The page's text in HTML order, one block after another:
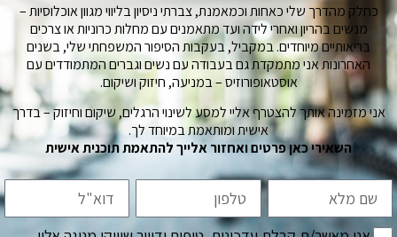
כחלק מהדרך שלי כאחות וכמאמנת, צברתי ניסיון בליווי מגוון אוכלוסיות –
מנשים בהריון ואחרי לידה ועד מתאמנים עם מחלות כרוניות או צרכים
בריאותיים מיוחדים. במקביל, בעקבות הסיפור המשפחתי שלי, בשנים
האחרונות אני מתמקדת גם בעבודה עם נשים וגברים המתמודדים עם
אוסטאופורוזיס – במניעה, חיזוק ושיקום.
אני מזמינה אותך להצטרף אליי למסע לשינוי הרגלים, שיקום וחיזוק – בדרך
אישית ומותאמת במיוחד לך.
השאירי כאן פרטים ואחזור אלייך להתאמת תוכנית אישית